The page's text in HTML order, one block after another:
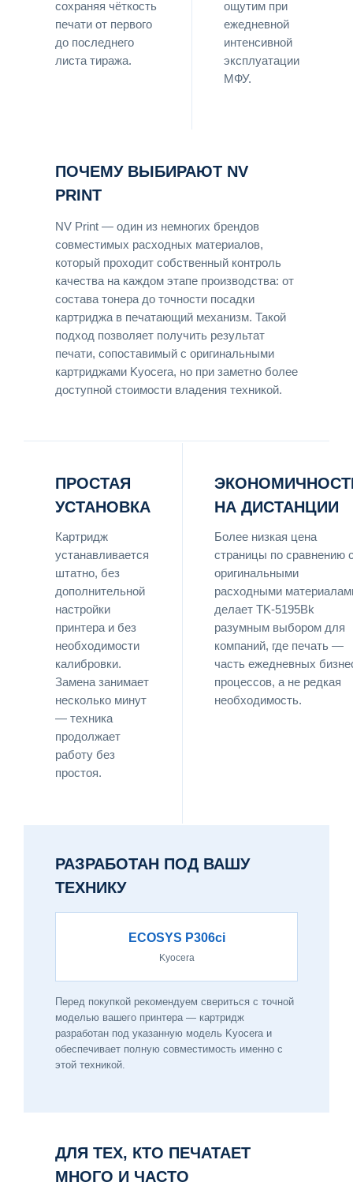
сохраняя чёткость
печати от первого
до последнего
листа тиража.
ощутим при
ежедневной
интенсивной
эксплуатации
МФУ.
ПОЧЕМУ ВЫБИРАЮТ NV
PRINT
NV Print — один из немногих брендов
совместимых расходных материалов,
который проходит собственный контроль
качества на каждом этапе производства: от
состава тонера до точности посадки
картриджа в печатающий механизм. Такой
подход позволяет получить результат
печати, сопоставимый с оригинальными
картриджами Kyocera, но при заметно более
доступной стоимости владения техникой.
ПРОСТАЯ
УСТАНОВКА
Картридж
устанавливается
штатно, без
дополнительной
настройки
принтера и без
необходимости
калибровки.
Замена занимает
несколько минут
— техника
продолжает
работу без
простоя.
НА ДИСТАНЦИИ
Более низкая цена
страницы по сравнению
оригинальными
расходными
делает TK-5195Bk
разумным выбором для
компаний, где печать —
часть ежедневных
процессов, а не редкая
необходимость.
РАЗРАБОТАН ПОД ВАШУ
ТЕХНИКУ
ECOSYS P306ci
Kyocera
Перед покупкой рекомендуем свериться с точной
моделью вашего принтера — картридж
разработан под указанную модель Kyocera и
обеспечивает полную совместимость именно с
этой техникой.
ДЛЯ ТЕХ, КТО ПЕЧАТАЕТ
МНОГО И ЧАСТО